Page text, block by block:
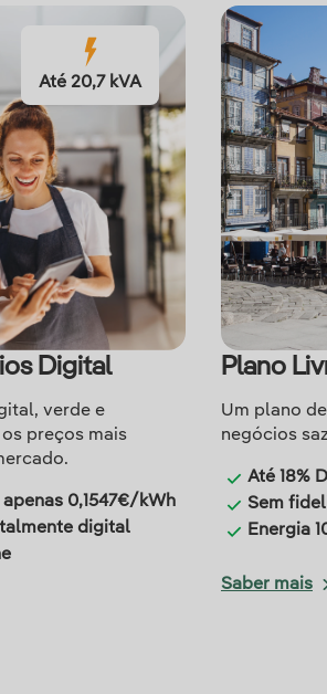
Até 20,7 kVA
Digital
verde e
preços mais
0,1547€/kWh
digital
Plano
Um plano
negócios
Até 18%
Sem
Energia
Saber mais